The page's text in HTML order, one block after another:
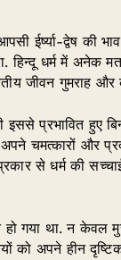
ईर्ष्या-द्वेष की
हिन्दू धर्म में अनेक
जीवन गुमराह और
इससे प्रभावित हुए
चमत्कारों और
से धर्म की
गया था. न केवल
को अपने हीन